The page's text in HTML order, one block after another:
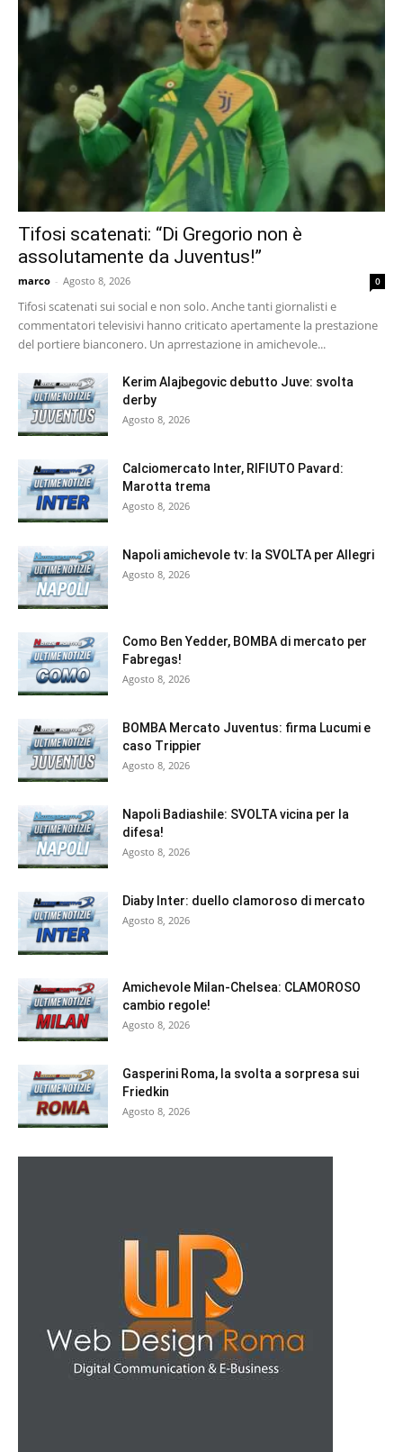
Tifosi scatenati: “Di Gregorio non è
assolutamente da Juventus!”
marco - Agosto 8, 2026 0
Tifosi scatenati sui social e non solo. Anche tanti giornalisti e
commentatori televisivi hanno criticato apertamente la prestazione
del portiere bianconero. Un aprrestazione in amichevole...
Kerim Alajbegovic debutto Juve: svolta
derby
Agosto 8, 2026
Calciomercato Inter, RIFIUTO Pavard:
Marotta trema
Agosto 8, 2026
Napoli amichevole tv: la SVOLTA per Allegri
Agosto 8, 2026
Como Ben Yedder, BOMBA di mercato per
Fabregas!
Agosto 8, 2026
BOMBA Mercato Juventus: firma Lucumi e
caso Trippier
Agosto 8, 2026
Napoli Badiashile: SVOLTA vicina per la
difesa!
Agosto 8, 2026
Diaby Inter: duello clamoroso di mercato
Agosto 8, 2026
Amichevole Milan-Chelsea: CLAMOROSO
cambio regole!
Agosto 8, 2026
Gasperini Roma, la svolta a sorpresa sui
Friedkin
Agosto 8, 2026